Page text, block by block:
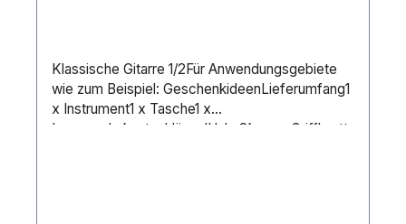
Klassische Gitarre 1/2Für Anwendungsgebiete
wie zum Beispiel: GeschenkideenLieferumfang1
x Instrument1 x Tasche1 x
InnensechskantschlüsselHals:OkoumeGriffbrett: